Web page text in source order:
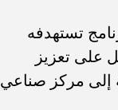
تستهدفه
على تعزيز
إلى مركز صناعي